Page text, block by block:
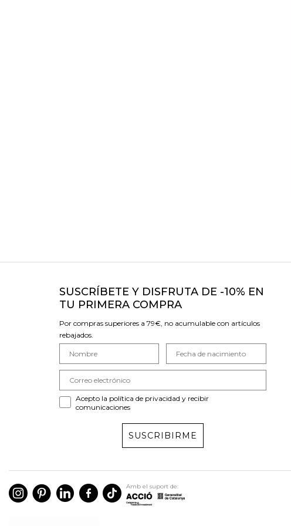
SUSCRÍBETE Y DISFRUTA DE -10% EN
TU PRIMERA COMPRA
Por compras superiores a 79€, no acumulable con artículos
rebajados.
Acepto la política de privacidad y recibir
comunicaciones
SUSCRIBIRME
Amb el suport de: